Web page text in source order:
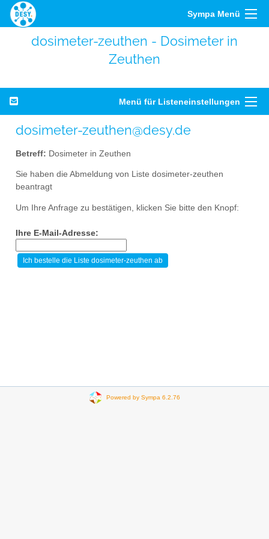
Sympa Menü
dosimeter-zeuthen - Dosimeter in
Zeuthen
Menü für Listeneinstellungen
dosimeter-zeuthen@desy.de
Betreff: Dosimeter in Zeuthen
Sie haben die Abmeldung von Liste dosimeter-zeuthen
beantragt
Um Ihre Anfrage zu bestätigen, klicken Sie bitte den Knopf:
Ihre E-Mail-Adresse:
Powered by Sympa 6.2.76